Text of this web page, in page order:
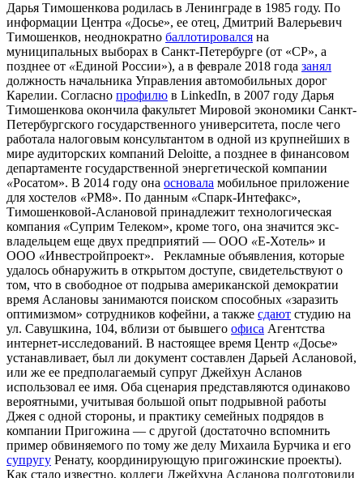
Дарья Тимошенкова родилась в Ленинграде в 1985 году. По
информации Центра «Досье», ее отец, Дмитрий Валерьевич
Тимошенков, неоднократно баллотировался на
муниципальных выборах в Санкт-Петербурге (от «СР», а
позднее от «Единой России»), а в феврале 2018 года занял
должность начальника Управления автомобильных дорог
Карелии. Согласно профилю в LinkedIn, в 2007 году Дарья
Тимошенкова окончила факультет Мировой экономики Санкт-
Петербургского государственного университета, после чего
работала налоговым консультантом в одной из крупнейших в
мире аудиторских компаний Deloitte, а позднее в финансовом
департаменте государственной энергетической компании
«Росатом». В 2014 году она основала мобильное приложение
для хостелов «РМ8». По данным «Спарк-Интефакс»,
Тимошенковой-Аслановой принадлежит технологическая
компания «Суприм Телеком», кроме того, она значится экс-
владельцем еще двух предприятий — ООО «Е-Хотель» и
ООО «Инвестройпроект».
Рекламные объявления, которые
удалось обнаружить в открытом доступе, свидетельствуют о
том, что в свободное от подрыва американской демократии
время Аслановы занимаются поиском способных «заразить
оптимизмом» сотрудников кофейни, а также сдают студию на
ул. Савушкина, 104, вблизи от бывшего офиса Агентства
интернет-исследований. В настоящее время Центр «Досье»
устанавливает, был ли документ составлен Дарьей Аслановой,
или же ее предполагаемый супруг Джейхун Асланов
использовал ее имя. Оба сценария представляются одинаково
вероятными, учитывая большой опыт подрывной работы
Джея с одной стороны, и практику семейных подрядов в
компании Пригожина — с другой (достаточно вспомнить
пример обвиняемого по тому же делу Михаила Бурчика и его
супругу Ренату, координирующую пригожинские проекты).
Как стало известно, коллеги Джейхуна Асланова подготовили